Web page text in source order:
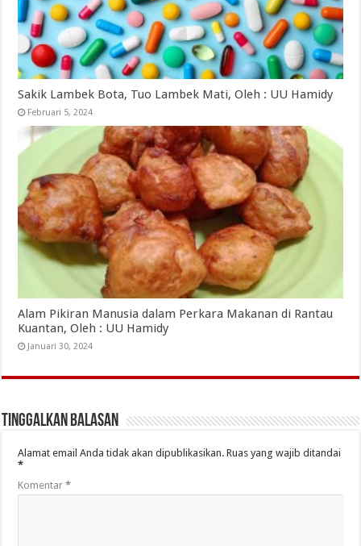
Sakik Lambek Bota, Tuo Lambek Mati, Oleh : UU Hamidy
Februari 5, 2024
Alam Pikiran Manusia dalam Perkara Makanan di Rantau
Kuantan, Oleh : UU Hamidy
Januari 30, 2024
Tinggalkan Balasan
Alamat email Anda tidak akan dipublikasikan. Ruas yang wajib ditandai
*
Komentar*